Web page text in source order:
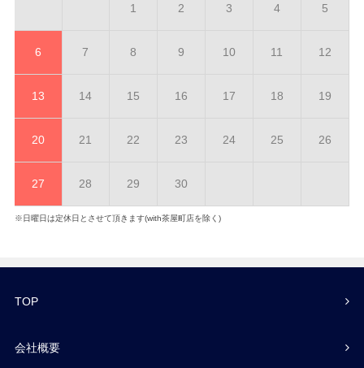
1 2 3 4 5
6 7 8 9 10 11 12
13 14 15 16 17 18 19
20 21 22 23 24 25 26
27 28 29 30
※日曜日は定休日とさせて頂きます(with茶屋町店を除く)
TOP
会社概要